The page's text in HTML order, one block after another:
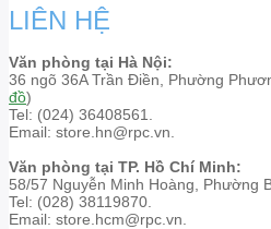
LIÊN HỆ
Văn phòng tại Hà Nội:
36 ngõ 36A Trần Điền, Phường
đồ)
Tel: (024) 36408561.
Email: store.hn@rpc.vn.
Văn phòng tại TP. Hồ Chí Minh:
58/57 Nguyễn Minh Hoàng, Phường
Tel: (028) 38119870.
Email: store.hcm@rpc.vn.